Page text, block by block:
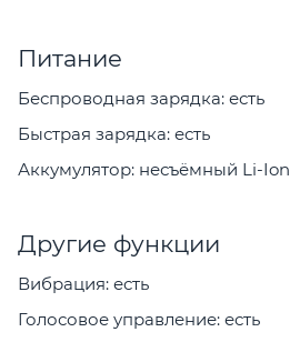
Питание
Беспроводная зарядка: есть
Быстрая зарядка: есть
Аккумулятор: несъёмный Li-Ion
Другие функции
Вибрация: есть
Голосовое управление: есть